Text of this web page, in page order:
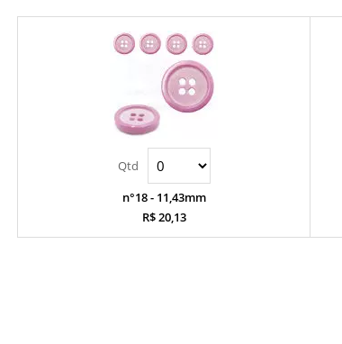
n°18 - 11,43mm
R$ 20,13